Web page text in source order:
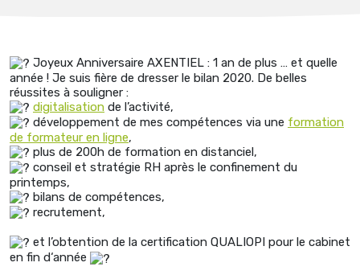
Joyeux Anniversaire AXENTIEL : 1 an de plus … et quelle
année ! Je suis fière de dresser le bilan 2020. De belles
réussites à souligner :
digitalisation de l’activité,
développement de mes compétences via une formation
de formateur en ligne,
plus de 200h de formation en distanciel,
conseil et stratégie RH après le confinement du
printemps,
bilans de compétences,
recrutement,
et l’obtention de la certification QUALIOPI pour le cabinet
en fin d‘année